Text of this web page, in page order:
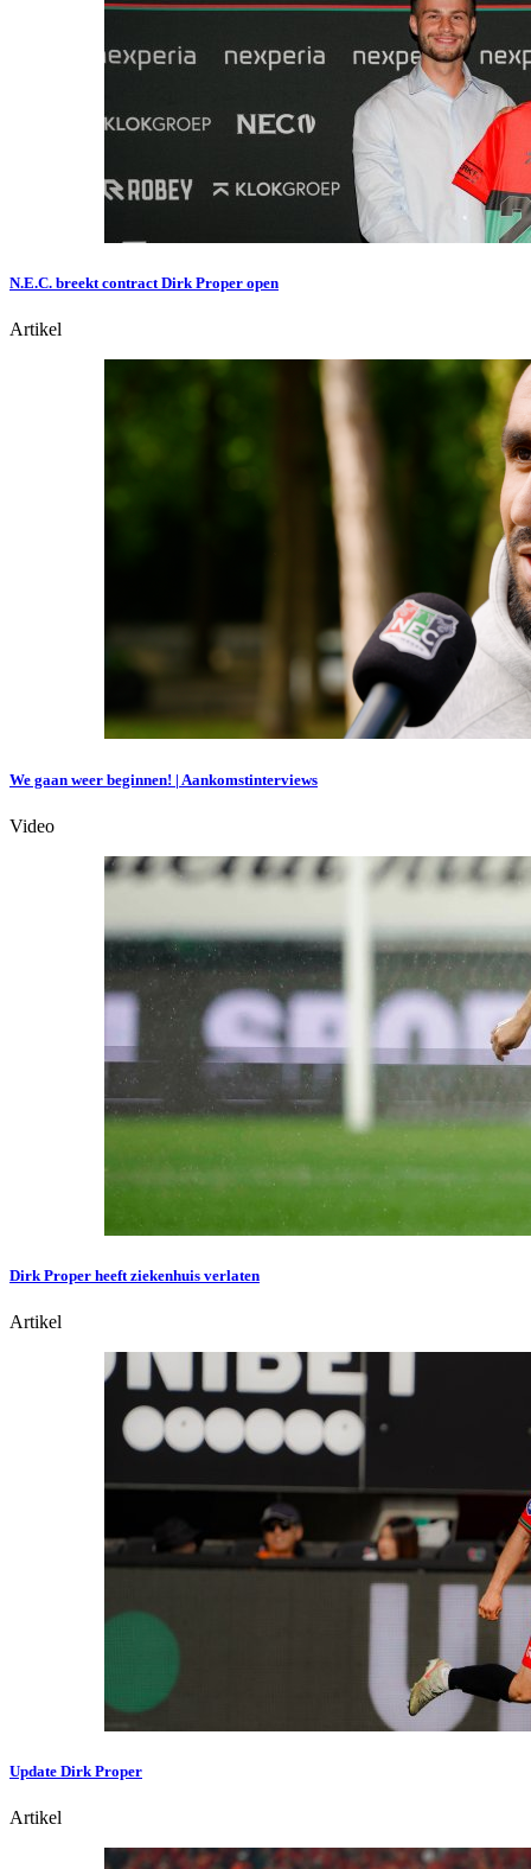
N.E.C. breekt contract Dirk Proper open
Artikel
We gaan weer beginnen! | Aankomstinterviews
Video
Dirk Proper heeft ziekenhuis verlaten
Artikel
Update Dirk Proper
Artikel